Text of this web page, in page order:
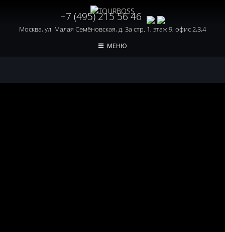
+7 (495) 215 56 46
Москва, ул. Малая Семёновская, д. 3а стр. 1, этаж 9, офис 2,3,4
МЕНЮ